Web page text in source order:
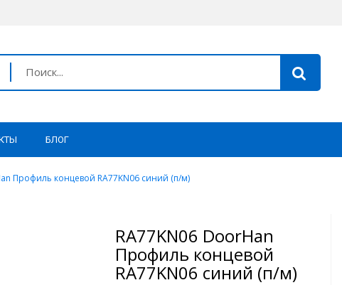
БЛОГ
Профиль концевой RA77KN06 синий (п/м)
RA77KN06 DoorHan
Профиль концевой
RA77KN06 синий (п/м)